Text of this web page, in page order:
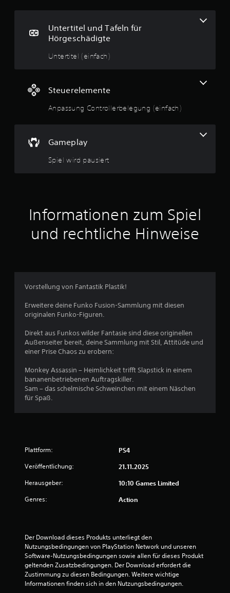
Untertitel und Tafeln für
Hörgeschädigte
Untertitel (einfach)
Steuerelemente
Anpassung Controllerbelegung (einfach)
Gameplay
Spiel wird pausiert
Informationen zum Spiel
und rechtliche Hinweise
Vorstellung von Fantastik Plastik!
Erweitere deine Funko Fusion-Sammlung mit diesen
originalen Funko-Figuren.
Direkt aus Funkos wilder Fantasie sind diese originellen
Außenseiter bereit, deine Sammlung mit Stil, Attitüde und
einer Prise Chaos zu erobern:
Monkey Assassin – Heimlichkeit trifft Slapstick in einem
bananenbetriebenen Auftragskiller.
Sam – das schelmische Schweinchen mit einem Näschen
für Spaß.
Plattform: PS4
Veröffentlichung: 21.11.2025
Herausgeber: 10:10 Games Limited
Genres: Action
Der Download dieses Produkts unterliegt den
Nutzungsbedingungen von PlayStation Network und unseren
Software-Nutzungsbedingungen sowie allen für dieses Produkt
geltenden Zusatzbedingungen. Der Download erfordert die
Zustimmung zu diesen Bedingungen. Weitere wichtige
Informationen finden sich in den Nutzungsbedingungen.